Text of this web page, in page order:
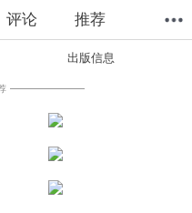
评论 推荐
出版信息